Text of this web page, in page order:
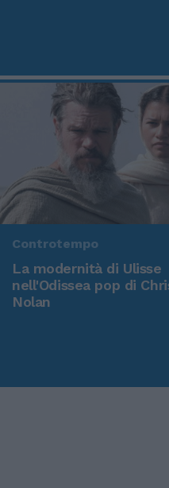
Controtempo
La modernità di Ulisse
nell'Odissea pop di
Nolan